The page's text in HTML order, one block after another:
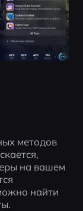
методов
на вашем
найти